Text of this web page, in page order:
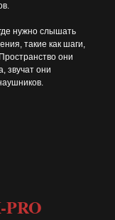
нужно слышать
такие как шаги,
они
звучат они